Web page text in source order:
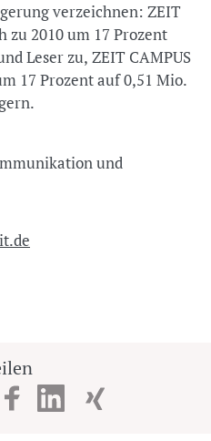
verzeichnen: ZEIT
zu 2010 um 17 Prozent
Leser zu, ZEIT CAMPUS
17 Prozent auf 0,51 Mio.